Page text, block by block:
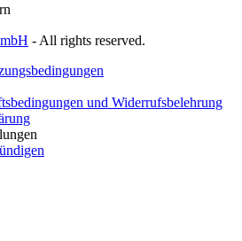
- All rights reserved.
und Widerrufsbelehrung